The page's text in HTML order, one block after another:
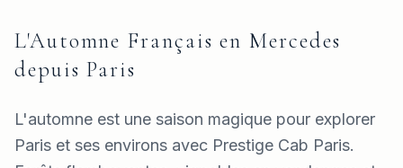
L'Automne Français en Mercedes
depuis Paris
L'automne est une saison magique pour explorer
Paris et ses environs avec Prestige Cab Paris.